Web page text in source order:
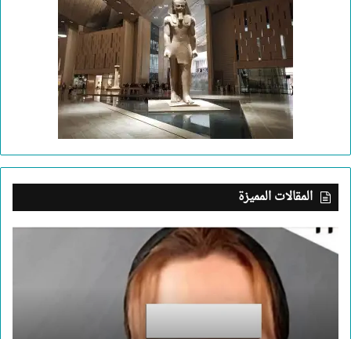
المقالات المميزة
بعد
جريمة